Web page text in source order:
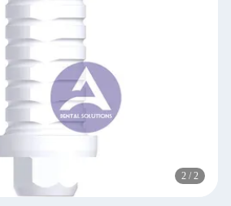
2 / 2